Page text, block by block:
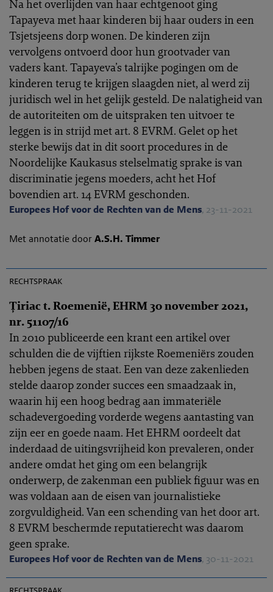
Na het overlijden van haar echtgenoot ging
Tapayeva met haar kinderen bij haar ouders in een
Tsjetsjeens dorp wonen. De kinderen zijn
vervolgens ontvoerd door hun grootvader van
vaders kant. Tapayeva’s talrijke pogingen om de
kinderen terug te krijgen slaagden niet, al werd zij
juridisch wel in het gelijk gesteld. De nalatigheid van
de autoriteiten om de uitspraken ten uitvoer te
leggen is in strijd met art. 8 EVRM. Gelet op het
sterke bewijs dat in dit soort procedures in de
Noordelijke Kaukasus stelselmatig sprake is van
discriminatie jegens moeders, acht het Hof
bovendien art. 14 EVRM geschonden.
Europees Hof voor de Rechten van de Mens, 23-11-2021
Met annotatie doorA.S.H. Timmer
rechtspraak
Ţiriac t. Roemenië, EHRM 30 november 2021,
nr. 51107/16
In 2010 publiceerde een krant een artikel over
schulden die de vijftien rijkste Roemeniërs zouden
hebben jegens de staat. Een van deze zakenlieden
stelde daarop zonder succes een smaadzaak in,
waarin hij een hoog bedrag aan immateriële
schadevergoeding vorderde wegens aantasting van
zijn eer en goede naam. Het EHRM oordeelt dat
inderdaad de uitingsvrijheid kon prevaleren, onder
andere omdat het ging om een belangrijk
onderwerp, de zakenman een publiek figuur was en
was voldaan aan de eisen van journalistieke
zorgvuldigheid. Van een schending van het door art.
8 EVRM beschermde reputatierecht was daarom
geen sprake.
Europees Hof voor de Rechten van de Mens, 30-11-2021